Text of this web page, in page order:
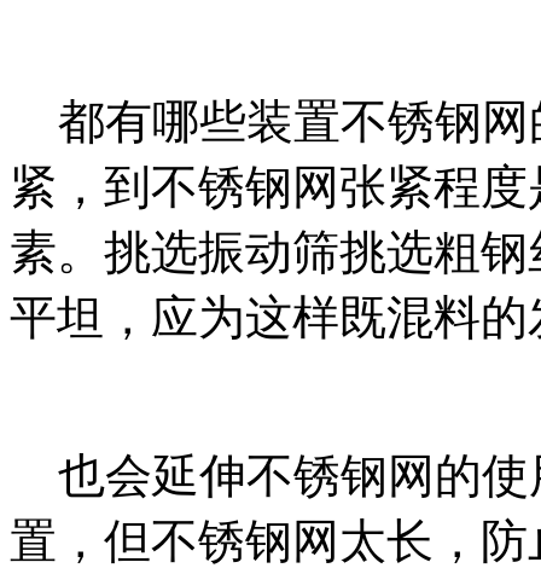
都有哪些装置不锈钢网
紧，到不锈钢网张紧程
素。挑选振动筛挑选粗
平坦，应为这样既混料的
也会延伸不锈钢网的使
置，但不锈钢网太长，